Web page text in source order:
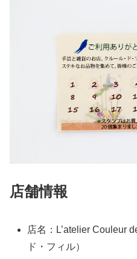
店舗情報
店名：L’atelier Couleur
ド・フィル）